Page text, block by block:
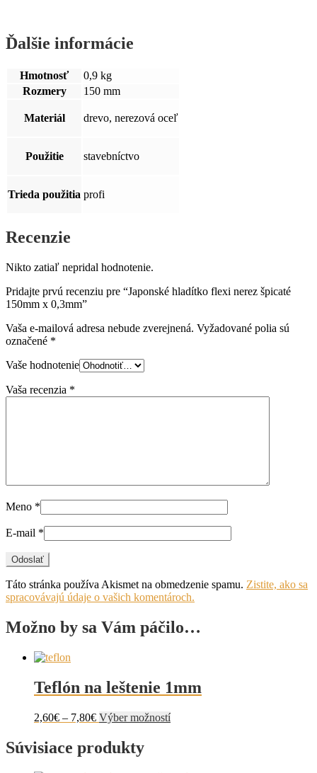
Ďalšie informácie
Hmotnosť
0,9 kg
Rozmery
150 mm
Materiál drevo, nerezová oceľ
Použitie stavebníctvo
Trieda použitia profi
Recenzie
Nikto zatiaľ nepridal hodnotenie.
Pridajte prvú recenziu pre “Japonské hladítko flexi nerez špicaté
150mm x 0,3mm”
Vaša e-mailová adresa nebude zverejnená. Vyžadované polia sú
označené *
Vaše hodnotenie
Vaša recenzia *
Meno *
E-mail *
Táto stránka používa Akismet na obmedzenie spamu. Zistite, ako sa
spracovávajú údaje o vašich komentároch.
Možno by sa Vám páčilo…
Teflón na leštenie 1mm
2,60€ – 7,80€Price
2,60€
through
Výber možnostíTento
Súvisiace produkty